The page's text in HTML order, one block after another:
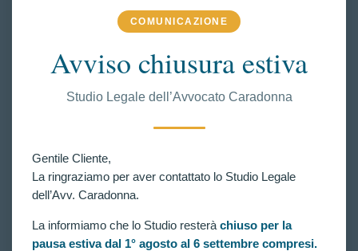
COMUNICAZIONE
Avviso chiusura estiva
Studio Legale dell’Avvocato Caradonna
Gentile Cliente,
La ringraziamo per aver contattato lo Studio Legale
dell’Avv. Caradonna.
La informiamo che lo Studio resterà chiuso per la
pausa estiva dal 1° agosto al 6 settembre compresi.